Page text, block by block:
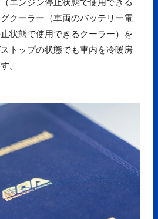
クーラー（車両のバッテリー電
状態で使用できるクーラー）を
トップの状態でも車内を冷暖房
。